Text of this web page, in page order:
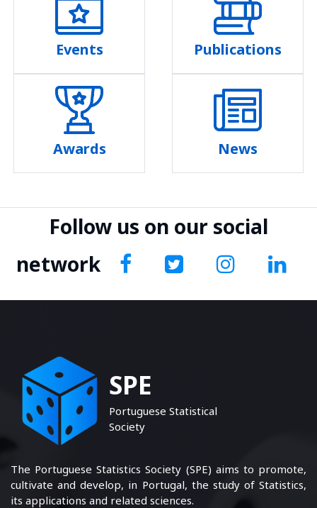
Events Publications
Awards News
Follow us on our social
network
SPE
Portuguese Statistical
Society
The Portuguese Statistics Society (SPE) aims to promote,
cultivate and develop, in Portugal, the study of Statistics,
its applications and related sciences.